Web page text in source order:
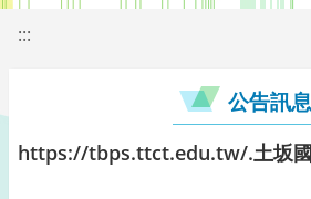
:::
公告訊息
https://tbps.ttct.edu.tw/.土坂